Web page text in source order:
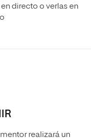
directo o verlas en
realizará un